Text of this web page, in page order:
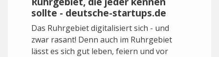
sollte - deutsche-startups.de
Das Ruhrgebiet digitalisiert sich - und
zwar rasant! Denn auch im Ruhrgebiet
lässt es sich gut leben, feiern und vor